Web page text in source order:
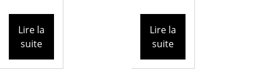
Lire la
suite
Lire la
suite